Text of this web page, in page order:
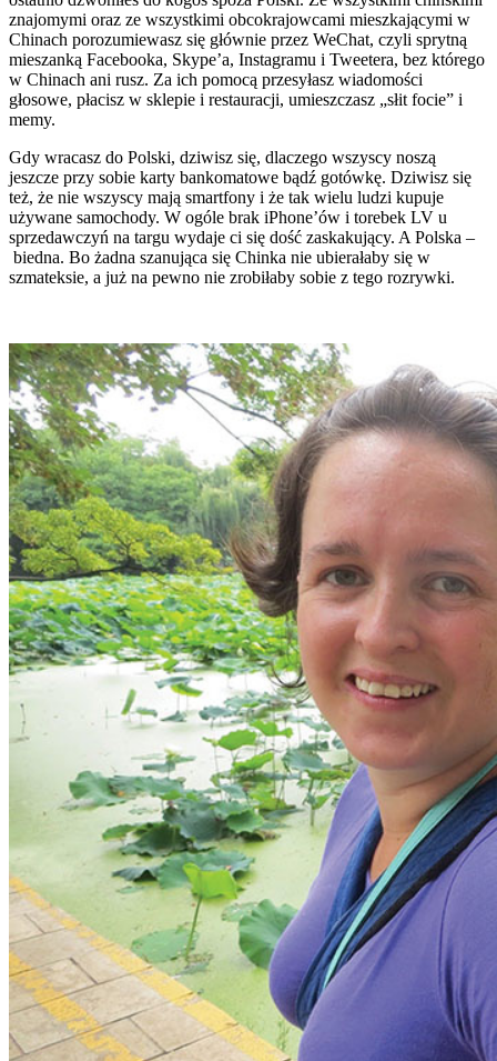
znajomymi oraz ze wszystkimi obcokrajowcami mieszkającymi w
Chinach porozumiewasz się głównie przez WeChat, czyli sprytną
mieszanką Facebooka, Skype’a, Instagramu i Tweetera, bez którego
w Chinach ani rusz. Za ich pomocą przesyłasz wiadomości
głosowe, płacisz w sklepie i restauracji, umieszczasz „słit focie” i
memy.
Gdy wracasz do Polski, dziwisz się, dlaczego wszyscy noszą
jeszcze przy sobie karty bankomatowe bądź gotówkę. Dziwisz się
też, że nie wszyscy mają smartfony i że tak wielu ludzi kupuje
używane samochody. W ogóle brak iPhone’ów i torebek LV u
sprzedawczyń na targu wydaje ci się dość zaskakujący. A Polska –
biedna. Bo żadna szanująca się Chinka nie ubierałaby się w
szmateksie, a już na pewno nie zrobiłaby sobie z tego rozrywki.